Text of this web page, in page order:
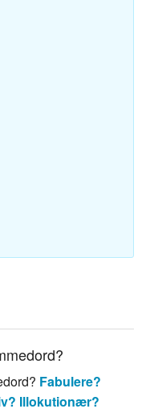
Fabulere?
Illokutionær?